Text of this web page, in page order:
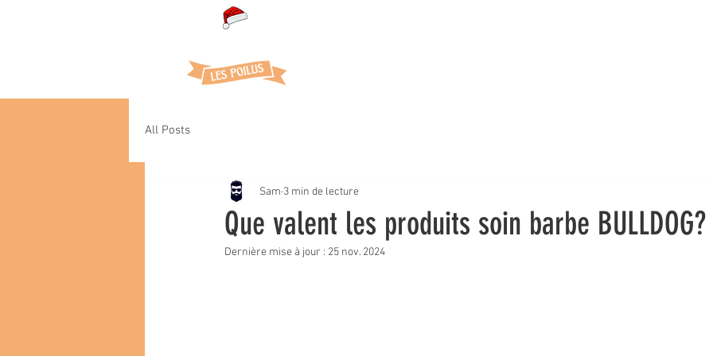
All Posts
Que valent les produits soin barbe BULLDOG?
Sam 3 min de lecture
Dernière mise à jour : 25 nov. 2024